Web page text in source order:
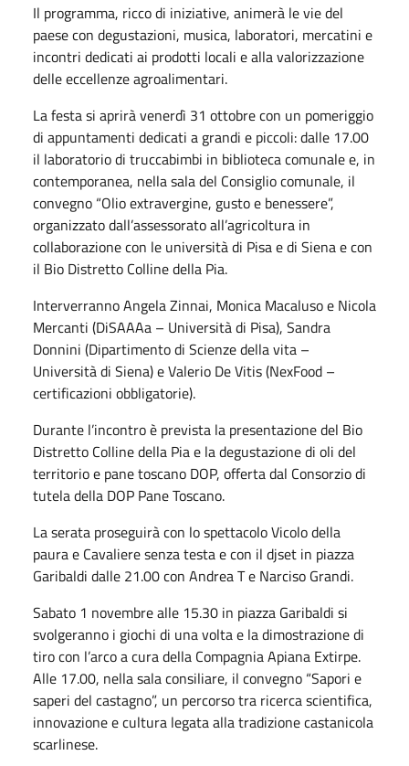
Il programma, ricco di iniziative, animerà le vie del
paese con degustazioni, musica, laboratori, mercatini e
incontri dedicati ai prodotti locali e alla valorizzazione
delle eccellenze agroalimentari.
La festa si aprirà venerdì 31 ottobre con un pomeriggio
di appuntamenti dedicati a grandi e piccoli: dalle 17.00
il laboratorio di truccabimbi in biblioteca comunale e, in
contemporanea, nella sala del Consiglio comunale, il
convegno “Olio extravergine, gusto e benessere”,
organizzato dall’assessorato all’agricoltura in
collaborazione con le università di Pisa e di Siena e con
il Bio Distretto Colline della Pia.
Interverranno Angela Zinnai, Monica Macaluso e Nicola
Mercanti (DiSAAAa – Università di Pisa), Sandra
Donnini (Dipartimento di Scienze della vita –
Università di Siena) e Valerio De Vitis (NexFood –
certificazioni obbligatorie).
Durante l’incontro è prevista la presentazione del Bio
Distretto Colline della Pia e la degustazione di oli del
territorio e pane toscano DOP, offerta dal Consorzio di
tutela della DOP Pane Toscano.
La serata proseguirà con lo spettacolo Vicolo della
paura e Cavaliere senza testa e con il djset in piazza
Garibaldi dalle 21.00 con Andrea T e Narciso Grandi.
Sabato 1 novembre alle 15.30 in piazza Garibaldi si
svolgeranno i giochi di una volta e la dimostrazione di
tiro con l’arco a cura della Compagnia Apiana Extirpe.
Alle 17.00, nella sala consiliare, il convegno “Sapori e
saperi del castagno”, un percorso tra ricerca scientifica,
innovazione e cultura legata alla tradizione castanicola
scarlinese.